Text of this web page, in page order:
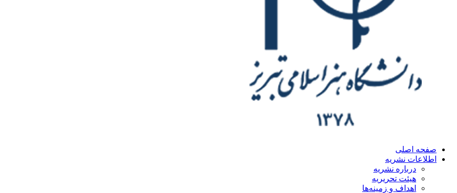
صفحه اصلی
اطلاعات نشریه
درباره نشریه
هیئت تحریریه
اهداف و زمینه‌ها